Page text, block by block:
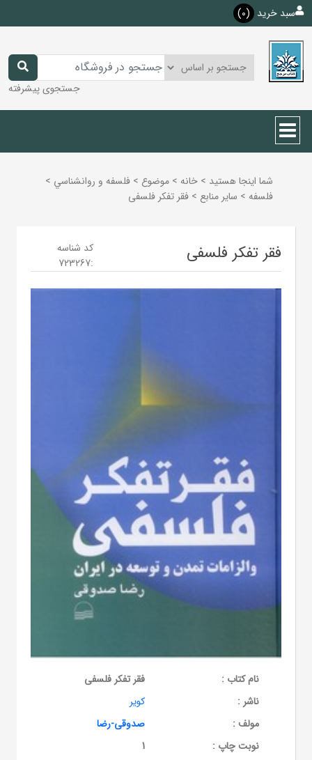
سبد خرید (0)
جستجوی پیشرفته
شما اینجا هستید > خانه > موضوع > فلسفه و روانشناسي >
فلسفه > ساير منابع > فقر تفکر فلسفی
فقر تفکر فلسفی
کد شناسه
:
723267
نام کتاب :
فقر تفکر فلسفی
ناشر :
کویر
مولف :
صدوقی-رضا
نوبت چاپ :
1